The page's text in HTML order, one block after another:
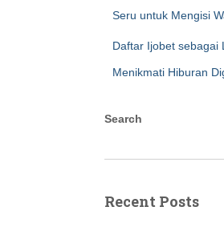
Seru untuk Mengisi
Daftar Ijobet sebagai
Menikmati Hiburan
Search
Recent Posts